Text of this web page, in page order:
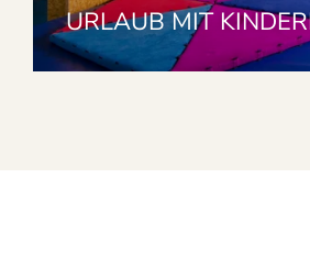
URLAUB MIT